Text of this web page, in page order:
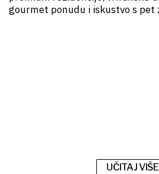
gourmet ponudu i iskustvo s pet
UČITAJ VIŠE